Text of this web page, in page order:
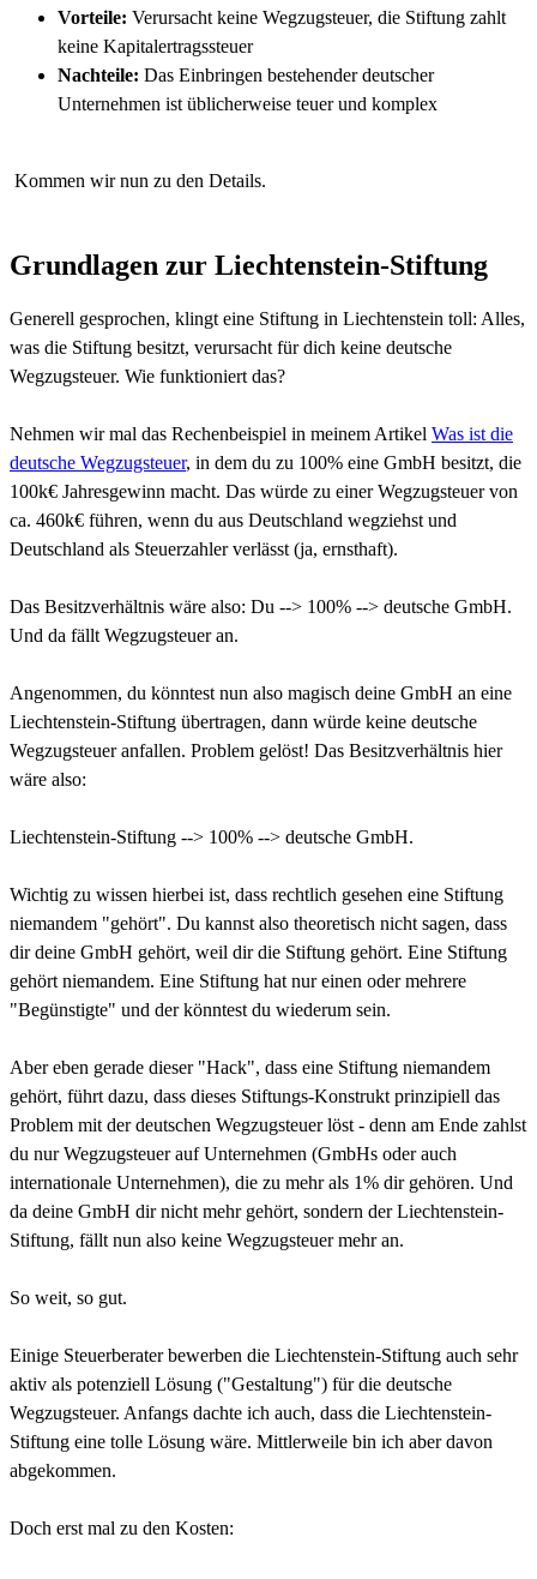
Vorteile: Verursacht keine Wegzugsteuer, die Stiftung zahlt
keine Kapitalertragssteuer
Nachteile: Das Einbringen bestehender deutscher
Unternehmen ist üblicherweise teuer und komplex
Kommen wir nun zu den Details.
Grundlagen zur Liechtenstein-Stiftung
Generell gesprochen, klingt eine Stiftung in Liechtenstein toll: Alles,
was die Stiftung besitzt, verursacht für dich keine deutsche
Wegzugsteuer. Wie funktioniert das?
Nehmen wir mal das Rechenbeispiel in meinem Artikel Was ist die
deutsche Wegzugsteuer, in dem du zu 100% eine GmbH besitzt, die
100k€ Jahresgewinn macht. Das würde zu einer Wegzugsteuer von
ca. 460k€ führen, wenn du aus Deutschland wegziehst und
Deutschland als Steuerzahler verlässt (ja, ernsthaft).
Das Besitzverhältnis wäre also: Du --> 100% --> deutsche GmbH.
Und da fällt Wegzugsteuer an.
Angenommen, du könntest nun also magisch deine GmbH an eine
Liechtenstein-Stiftung übertragen, dann würde keine deutsche
Wegzugsteuer anfallen. Problem gelöst! Das Besitzverhältnis hier
wäre also:
Liechtenstein-Stiftung --> 100% --> deutsche GmbH.
Wichtig zu wissen hierbei ist, dass rechtlich gesehen eine Stiftung
niemandem "gehört". Du kannst also theoretisch nicht sagen, dass
dir deine GmbH gehört, weil dir die Stiftung gehört. Eine Stiftung
gehört niemandem. Eine Stiftung hat nur einen oder mehrere
"Begünstigte" und der könntest du wiederum sein.
Aber eben gerade dieser "Hack", dass eine Stiftung niemandem
gehört, führt dazu, dass dieses Stiftungs-Konstrukt prinzipiell das
Problem mit der deutschen Wegzugsteuer löst - denn am Ende zahlst
du nur Wegzugsteuer auf Unternehmen (GmbHs oder auch
internationale Unternehmen), die zu mehr als 1% dir gehören. Und
da deine GmbH dir nicht mehr gehört, sondern der Liechtenstein-
Stiftung, fällt nun also keine Wegzugsteuer mehr an.
So weit, so gut.
Einige Steuerberater bewerben die Liechtenstein-Stiftung auch sehr
aktiv als potenziell Lösung ("Gestaltung") für die deutsche
Wegzugsteuer. Anfangs dachte ich auch, dass die Liechtenstein-
Stiftung eine tolle Lösung wäre. Mittlerweile bin ich aber davon
abgekommen.
Doch erst mal zu den Kosten: